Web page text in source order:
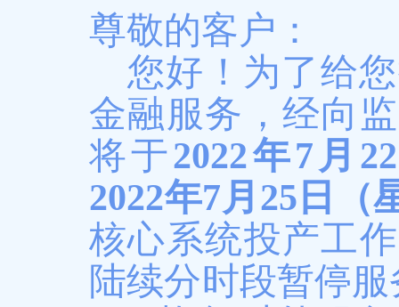
尊敬的客户：
您好！为了给
金融服务，经向
将于2022年7 月 22
2022年7月 25 日（
核心系统投产工作
陆续分时段暂停